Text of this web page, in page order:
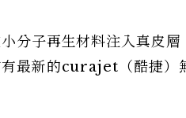
分子再生材料注入真皮
最新的curajet（酷捷）